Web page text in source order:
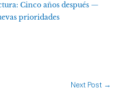
Cinco años después —
prioridades
Next Post →